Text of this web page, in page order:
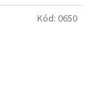
Kód: 0650